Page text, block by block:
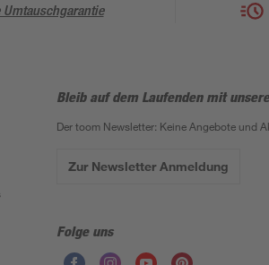
Umtauschgarantie
Bleib auf dem Laufenden mit
Der toom Newsletter: Keine Angebote und
Zur Newsletter Anmeldung
Folge uns